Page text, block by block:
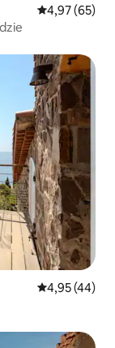
Średnia
4,97 (65)
Średnia
4,95 (44)